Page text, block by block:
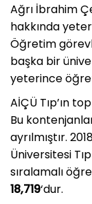
Ağrı İbrahim
hakkında
Öğretim
başka bir
yeterince
AİÇÜ Tıp’ın
Bu
ayrılmıştır.
Üniversitesi
sıralamalı
18,719‘dur.